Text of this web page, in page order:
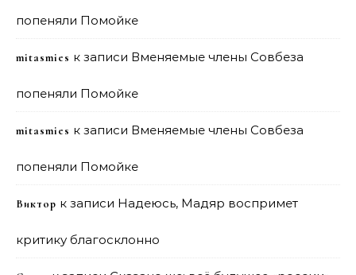
попеняли Помойке
mitasmies к записи Вменяемые члены Совбеза
попеняли Помойке
mitasmies к записи Вменяемые члены Совбеза
попеняли Помойке
Виктор к записи Надеюсь, Мадяр воспримет
критику благосклонно